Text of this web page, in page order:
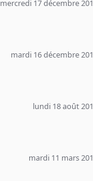
mercredi 17 décembre
mardi 16 décembre
lundi 18 août
mardi 11 mars